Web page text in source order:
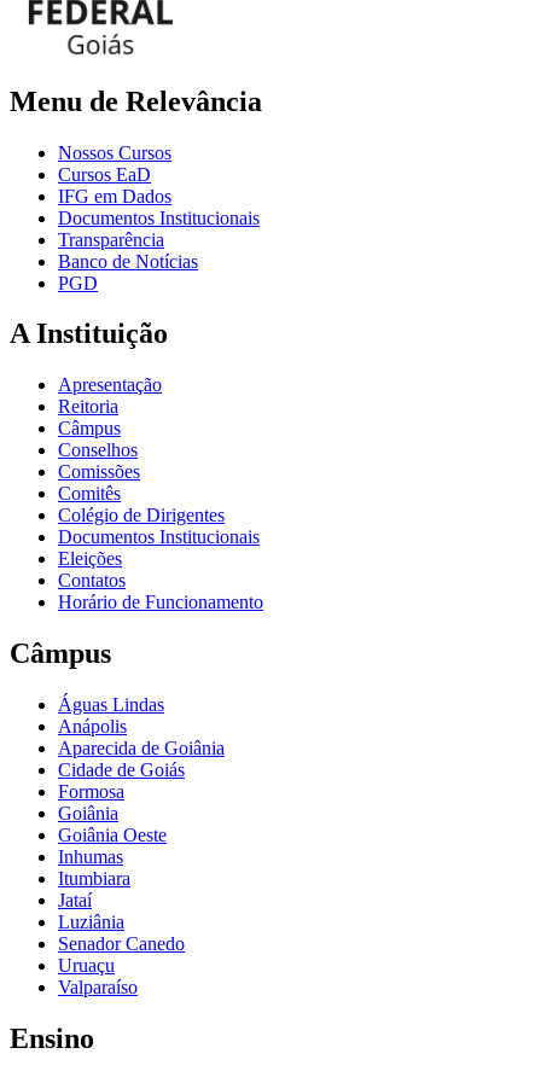
Menu de Relevância
Nossos Cursos
Cursos EaD
IFG em Dados
Documentos Institucionais
Transparência
Banco de Notícias
PGD
A Instituição
Apresentação
Reitoria
Câmpus
Conselhos
Comissões
Comitês
Colégio de Dirigentes
Documentos Institucionais
Eleições
Contatos
Horário de Funcionamento
Câmpus
Águas Lindas
Anápolis
Aparecida de Goiânia
Cidade de Goiás
Formosa
Goiânia
Goiânia Oeste
Inhumas
Itumbiara
Jataí
Luziânia
Senador Canedo
Uruaçu
Valparaíso
Ensino